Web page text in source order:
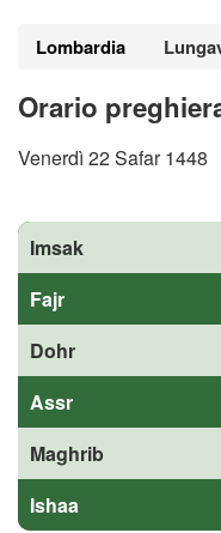
Lombardia
Orario
Venerdì 22 Safar 1448
Imsak
Fajr
Dohr
Assr
Maghrib
Ishaa